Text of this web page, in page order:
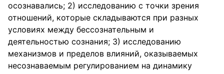
осознавались; 2) исследованию с точки зрения
отношений, которые складываются при разных
условиях между бессознательным и
деятельностью сознания; 3) исследованию
механизмов и пределов влияний, оказываемых
несознаваемым регулированием на динамику